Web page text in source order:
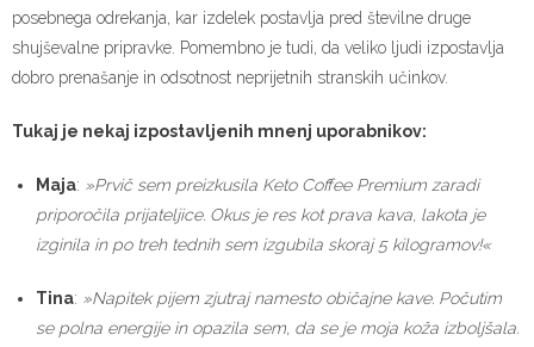
posebnega odrekanja, kar izdelek postavlja pred številne druge
shujševalne pripravke. Pomembno je tudi, da veliko ljudi izpostavlja
dobro prenašanje in odsotnost neprijetnih stranskih učinkov.
Tukaj je nekaj izpostavljenih mnenj uporabnikov:
Maja: »Prvič sem preizkusila Keto Coffee Premium zaradi
priporočila prijateljice. Okus je res kot prava kava, lakota je
izginila in po treh tednih sem izgubila skoraj 5 kilogramov!«
Tina: »Napitek pijem zjutraj namesto običajne kave. Počutim
se polna energije in opazila sem, da se je moja koža izboljšala.